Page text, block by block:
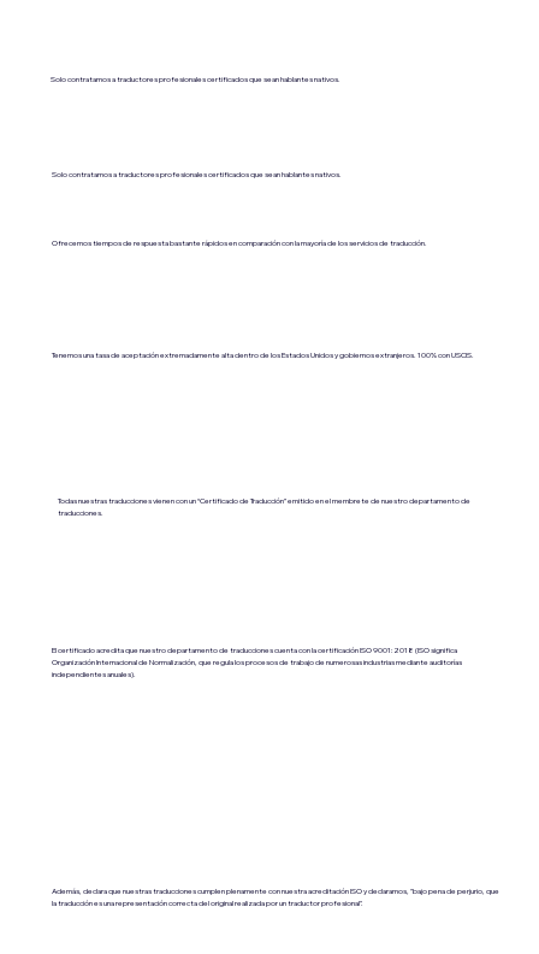
Solo contratamos a traductores profesionales certificados que sean hablantes nativos.
Solo contratamos a traductores profesionales certificados que sean hablantes nativos.
Ofrecemos tiempos de respuesta bastante rápidos en comparación con la mayoría de los servicios de traducción.
Tenemos una tasa de aceptación extremadamente alta dentro de los Estados Unidos y gobiernos extranjeros. 100% con USCIS.
Todas nuestras traducciones vienen con un “Certificado de Traducción” emitido en el membrete de nuestro departamento de
traducciones.
El certificado acredita que nuestro departamento de traducciones cuenta con la certificación ISO 9001:2018 (ISO significa
Organización Internacional de Normalización, que regula los procesos de trabajo de numerosas industrias mediante auditorías
independientes anuales).
Además, declara que nuestras traducciones cumplen plenamente con nuestra acreditación ISO y declaramos, "bajo pena de perjurio, que
la traducción es una representación correcta del original realizada por un traductor profesional".